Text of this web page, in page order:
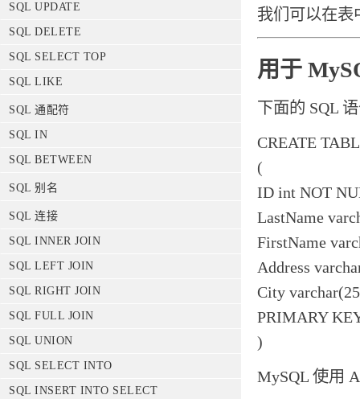
SQL UPDATE
SQL DELETE
SQL SELECT TOP
SQL LIKE
SQL 通配符
SQL IN
SQL BETWEEN
SQL 别名
SQL 连接
SQL INNER JOIN
SQL LEFT JOIN
SQL RIGHT JOIN
SQL FULL JOIN
SQL UNION
SQL SELECT INTO
SQL INSERT INTO SELECT
我们可以在表
用于
下面的 SQL
CREATE
(
ID int NOT
LastName
FirstName
Address
City
PRIMARY
)
MySQL 使用